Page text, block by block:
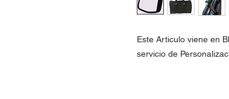
Este Articulo viene en
servicio de